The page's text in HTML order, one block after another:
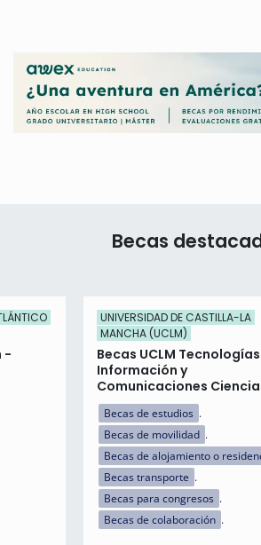
Becas
-
UNIVERSIDAD DE CASTILLA-LA
MANCHA (UCLM)
Becas UCLM Tecnologías
Información y
Comunicaciones
Sociales
Becas de estudios
Becas de movilidad
Becas de alojamiento o
Becas transporte
Becas para congresos
Becas de colaboración